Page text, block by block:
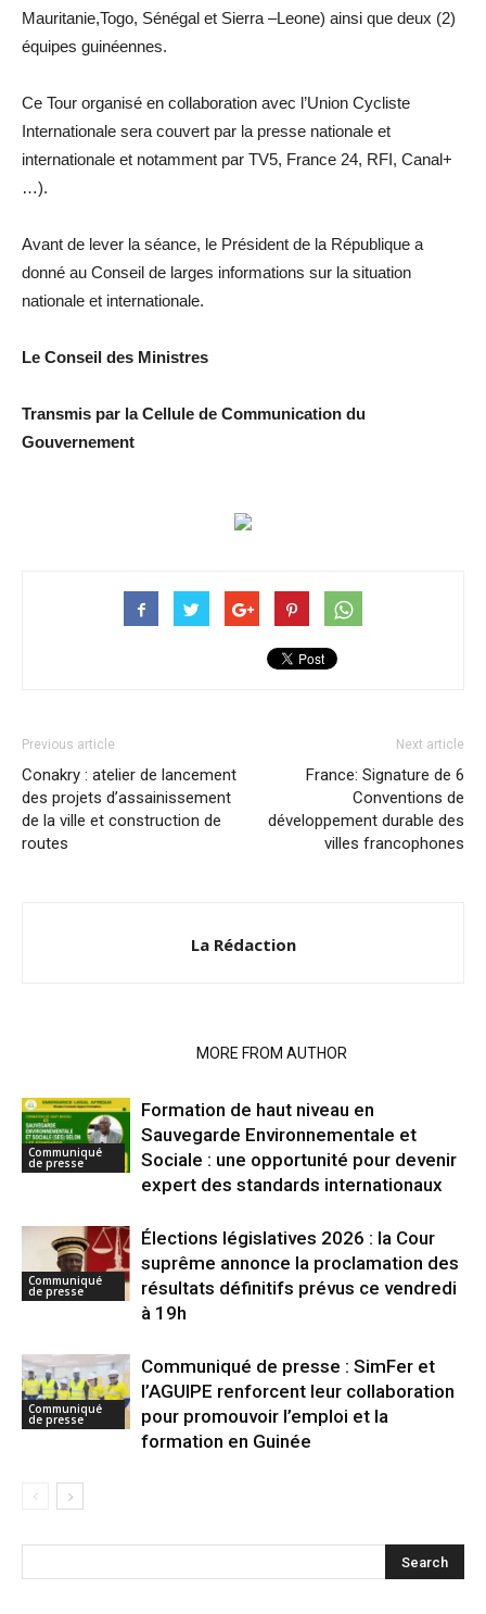
Mauritanie,Togo, Sénégal et Sierra –Leone) ainsi que deux (2)
équipes guinéennes.
Ce Tour organisé en collaboration avec l’Union Cycliste
Internationale sera couvert par la presse nationale et
internationale et notamment par TV5, France 24, RFI, Canal+
…).
Avant de lever la séance, le Président de la République a
donné au Conseil de larges informations sur la situation
nationale et internationale.
Le Conseil des Ministres
Transmis par la Cellule de Communication du
Gouvernement
Previous article
Conakry : atelier de lancement
des projets d’assainissement
de la ville et construction de
routes
Next article
France: Signature de 6
Conventions de
développement durable des
villes francophones
La Rédaction
MORE FROM AUTHOR
Communiqué
de presse
Formation de haut niveau en
Sauvegarde Environnementale et
Sociale : une opportunité pour devenir
expert des standards internationaux
Communiqué
de presse
Élections législatives 2026 : la Cour
suprême annonce la proclamation des
résultats définitifs prévus ce vendredi
à 19h
Communiqué
de presse
Communiqué de presse : SimFer et
l’AGUIPE renforcent leur collaboration
pour promouvoir l’emploi et la
formation en Guinée